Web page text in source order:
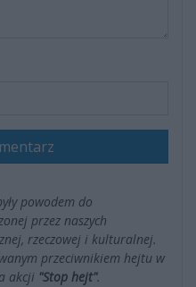
powodem do
przez naszych
rzeczowej i kulturalnej.
przeciwnikiem hejtu w
akcji "Stop hejt".